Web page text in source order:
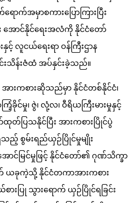
ောက်အမှာစကားပြောကြားပြီး
း အောင်နိုင်ရေးအလံကို နိုင်ငံတော်
လူငယ်ရေးရာ ဝန်ကြီးဌာန
င်းသိန်းဇံထံ အပ်နှင်းခဲ့သည်။
းကစားဆိုသည်မှာ နိုင်ငံတစ်နိုင်ငံ၊
ြံ့ခိုင်မှု၊ ဇွဲ၊ လုံ့လ၊ ဝီရိယကြီးမားမှုနှင့်
ပြသနိုင်ပြီး အားကစားပြိုင်ပွဲ
သည့် စွမ်းရည်ယှဉ်ပြိုင်မှုမျိုး
အောင်မြင်မှုဖြင့် နိုင်ငံတော်၏ ဂုဏ်သိက္ခာ
ယခုကဲ့သို့ နိုင်ငံတကာအားကစား
းပြု သွားရောက် ယှဉ်ပြိုင်ရခြင်း